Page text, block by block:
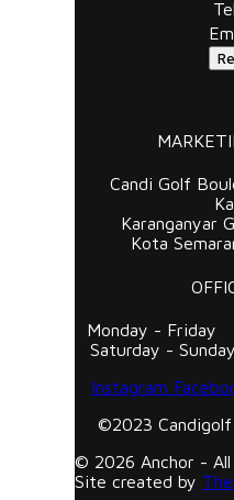
Candi Golf
Karanganyar
Kota
Monday - Friday
Saturday -
Instagram
©2023
© 2026 Anchor -
Site created by